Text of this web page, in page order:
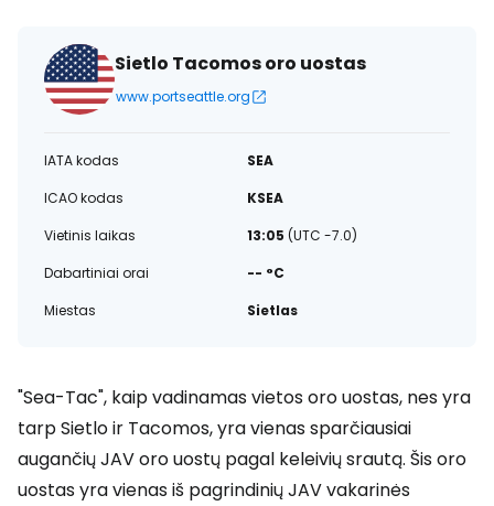
Sietlo Tacomos oro uostas
www.portseattle.org
IATA kodas
SEA
ICAO kodas
KSEA
Vietinis laikas
13:05 (UTC -7.0)
Dabartiniai orai
-- °C
Miestas
Sietlas
"Sea-Tac", kaip vadinamas vietos oro uostas, nes yra
tarp Sietlo ir Tacomos, yra vienas sparčiausiai
augančių JAV oro uostų pagal keleivių srautą. Šis oro
uostas yra vienas iš pagrindinių JAV vakarinės